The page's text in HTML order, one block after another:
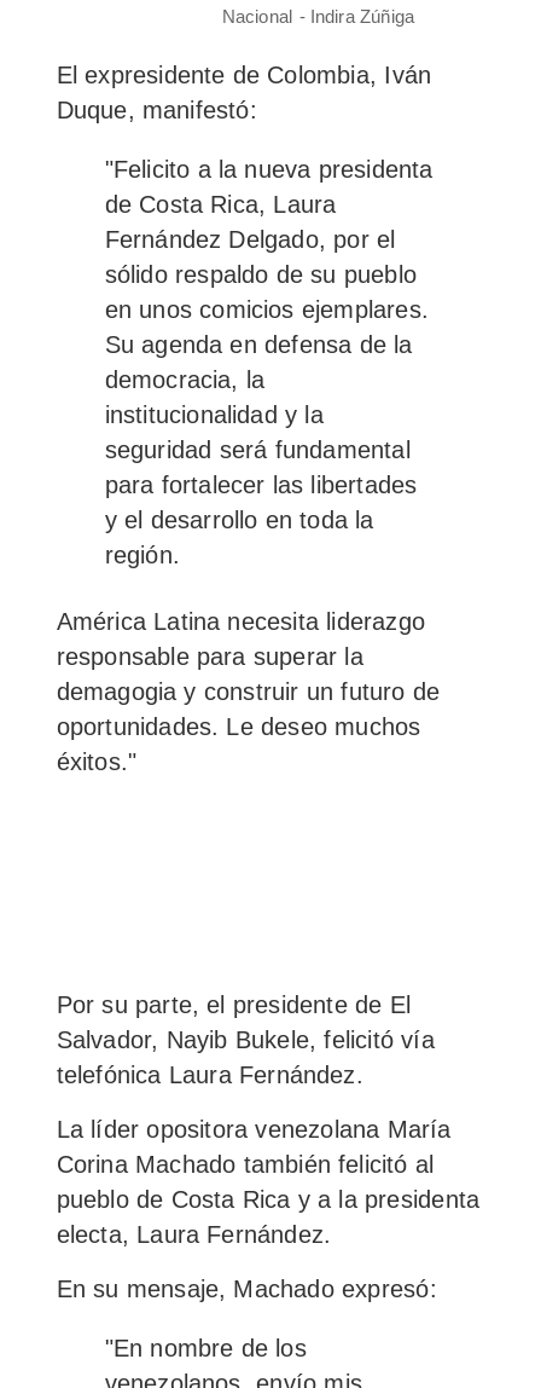
Nacional Indira Zúñiga
El expresidente de Colombia, Iván
Duque, manifestó:
"Felicito a la nueva presidenta
de Costa Rica, Laura
Fernández Delgado, por el
sólido respaldo de su pueblo
en unos comicios ejemplares.
Su agenda en defensa de la
democracia, la
institucionalidad y la
seguridad será fundamental
para fortalecer las libertades
y el desarrollo en toda la
región.
América Latina necesita liderazgo
responsable para superar la
demagogia y construir un futuro de
oportunidades. Le deseo muchos
éxitos."
Por su parte, el presidente de El
Salvador, Nayib Bukele, felicitó vía
telefónica Laura Fernández.
La líder opositora venezolana María
Corina Machado también felicitó al
pueblo de Costa Rica y a la presidenta
electa, Laura Fernández.
En su mensaje, Machado expresó:
"En nombre de los